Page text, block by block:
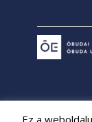
Ez a